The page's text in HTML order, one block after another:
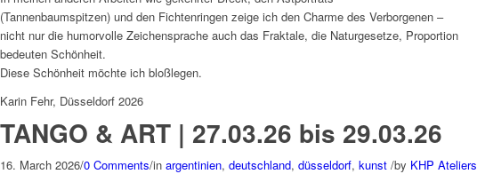
(Tannenbaumspitzen) und den Fichtenringen zeige ich den Charme des Verborgenen –
nicht nur die humorvolle Zeichensprache auch das Fraktale, die Naturgesetze, Proportion
bedeuten Schönheit.
Diese Schönheit möchte ich bloßlegen.
Karin Fehr, Düsseldorf 2026
TANGO & ART | 27.03.26 bis 29.03.26
16. March 2026/0 Comments/in argentinien, deutschland, düsseldorf, kunst /by KHP Ateliers